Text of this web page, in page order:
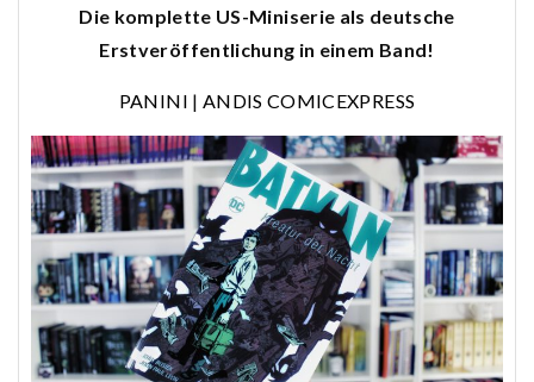
Die komplette US-Miniserie als deutsche
Erstveröffentlichung in einem Band!
PANINI | ANDIS COMICEXPRESS